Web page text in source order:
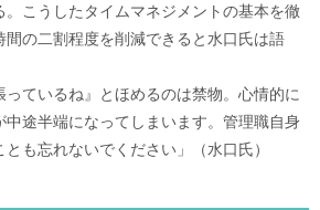
こうしたタイムマネジメントの基本を徹
間の二割程度を削減できると水口氏は語
っているね』とほめるのは禁物。心情的に
中途半端になってしまいます。管理職自身
も忘れないでください」（水口氏）